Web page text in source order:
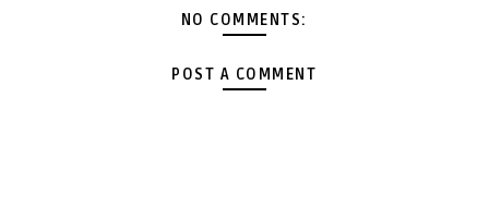
NO COMMENTS:
POST A COMMENT